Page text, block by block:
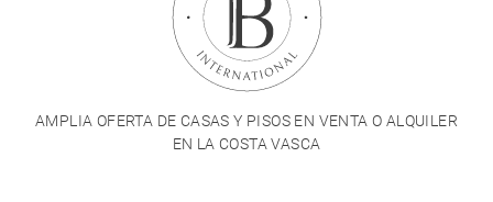
AMPLIA OFERTA DE CASAS Y PISOS EN VENTA O ALQUILER
EN LA COSTA VASCA